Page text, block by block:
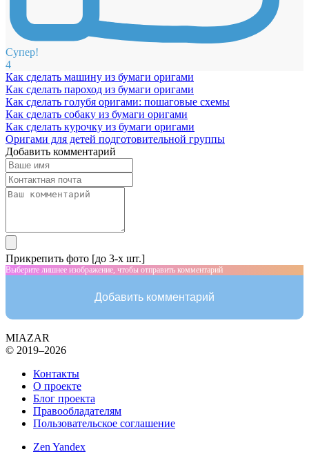
Супер!
4
Как сделать машину из бумаги оригами
Как сделать пароход из бумаги оригами
Как сделать голубя оригами: пошаговые схемы
Как сделать собаку из бумаги оригами
Как сделать курочку из бумаги оригами
Оригами для детей подготовительной группы
Добавить комментарий
Прикрепить фото [до 3-х шт.]
Выберите лишнее изображение, чтобы отправить комментарий
Добавить комментарий
MIAZAR
© 2019–2026
Контакты
О проекте
Блог проекта
Правообладателям
Пользовательское соглашение
Zen Yandex